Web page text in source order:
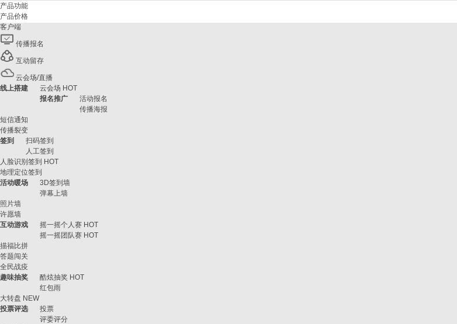
产品功能
产品价格
客户端
传播报名
互动留存
云会场/直播
线上搭建
云会场 HOT
报名推广
活动报名
传播海报
短信通知
传播裂变
签到
扫码签到
人工签到
人脸识别签到 HOT
地理定位签到
活动暖场
3D签到墙
弹幕上墙
照片墙
许愿墙
互动游戏
摇一摇个人赛 HOT
摇一摇团队赛 HOT
描福比拼
答题闯关
全民战疫
趣味抽奖
酷炫抽奖 HOT
红包雨
大转盘 NEW
投票评选
投票
评委评分